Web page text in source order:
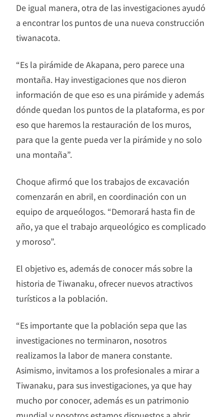
De igual manera, otra de las investigaciones ayudó
a encontrar los puntos de una nueva construcción
tiwanacota.
“Es la pirámide de Akapana, pero parece una
montaña. Hay investigaciones que nos dieron
información de que eso es una pirámide y además
dónde quedan los puntos de la plataforma, es por
eso que haremos la restauración de los muros,
para que la gente pueda ver la pirámide y no solo
una montaña”.
Choque afirmó que los trabajos de excavación
comenzarán en abril, en coordinación con un
equipo de arqueólogos. “Demorará hasta fin de
año, ya que el trabajo arqueológico es complicado
y moroso”.
El objetivo es, además de conocer más sobre la
historia de Tiwanaku, ofrecer nuevos atractivos
turísticos a la población.
“Es importante que la población sepa que las
investigaciones no terminaron, nosotros
realizamos la labor de manera constante.
Asimismo, invitamos a los profesionales a mirar a
Tiwanaku, para sus investigaciones, ya que hay
mucho por conocer, además es un patrimonio